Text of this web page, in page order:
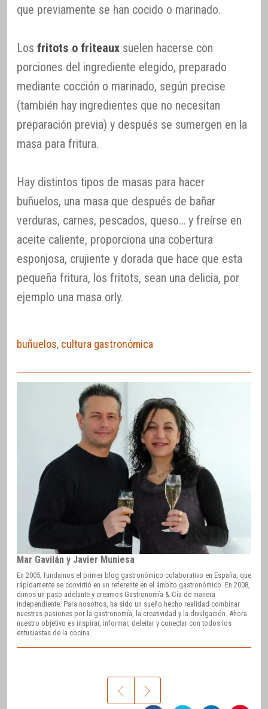
que previamente se han cocido o marinado.
Los fritots o friteaux suelen hacerse con
porciones del ingrediente elegido, preparado
mediante cocción o marinado, según precise
(también hay ingredientes que no necesitan
preparación previa) y después se sumergen en la
masa para fritura.
Hay distintos tipos de masas para hacer
buñuelos, una masa que después de bañar
verduras, carnes, pescados, queso… y freírse en
aceite caliente, proporciona una cobertura
esponjosa, crujiente y dorada que hace que esta
pequeña fritura, los fritots, sean una delicia, por
ejemplo una masa orly.
buñuelos, cultura gastronómica
Mar Gavilán y Javier Muniesa
En 2005, fundamos el primer blog gastronómico colaborativo en España, que
rápidamente se convirtió en un referente en el ámbito gastronómico. En 2008,
dimos un paso adelante y creamos Gastronomía & Cía de manera
independiente. Para nosotros, ha sido un sueño hecho realidad combinar
nuestras pasiones por la gastronomía, la creatividad y la divulgación. Ahora
nuestro objetivo es inspirar, informar, deleitar y conectar con todos los
entusiastas de la cocina.